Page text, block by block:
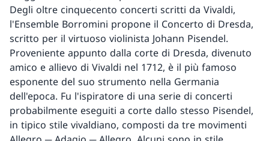
Degli oltre cinquecento concerti scritti da Vivaldi,
l'Ensemble Borromini propone il Concerto di Dresda,
scritto per il virtuoso violinista Johann Pisendel.
Proveniente appunto dalla corte di Dresda, divenuto
amico e allievo di Vivaldi nel 1712, è il più famoso
esponente del suo strumento nella Germania
dell'epoca. Fu l'ispiratore di una serie di concerti
probabilmente eseguiti a corte dallo stesso Pisendel,
in tipico stile vivaldiano, composti da tre movimenti